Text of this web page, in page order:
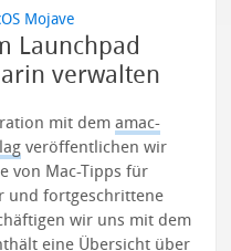
Mojave
Launchpad
verwalten
mit demamac-
veröffentlichen wir
von Mac-Tipps für
und fortgeschrittene
wir uns mit dem
eine Übersicht über